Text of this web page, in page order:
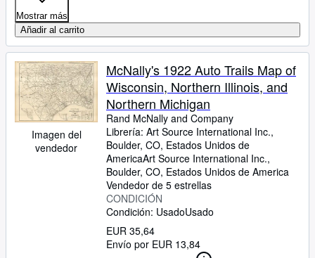
Mostrar más
Añadir al carrito
Imagen del
vendedor
McNally's 1922 Auto Trails Map of
Wisconsin, Northern Illinois, and
Northern Michigan
Rand McNally and Company
Librería: Art Source International Inc.,
Boulder, CO, Estados Unidos de
AmericaArt Source International Inc.,
Boulder, CO, Estados Unidos de America
Vendedor de 5 estrellas
CONDICIÓN
Condición: UsadoUsado
EUR 35,64
Envío por EUR 13,84